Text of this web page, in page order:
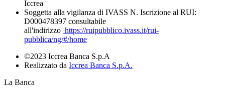
Iccrea
Soggetta alla vigilanza di IVASS N. Iscrizione al RUI:
D000478397 consultabile
all'indirizzo https://ruipubblico.ivass.it/rui-
pubblica/ng/#/home
©2023 Iccrea Banca S.p.A
Realizzato da Iccrea Banca S.p.A.
La Banca